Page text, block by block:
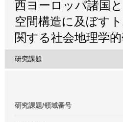
西ヨーロッパ諸国
空間構造に及ぼす
関する社会地理学
研究課題
研究課題/領域番号